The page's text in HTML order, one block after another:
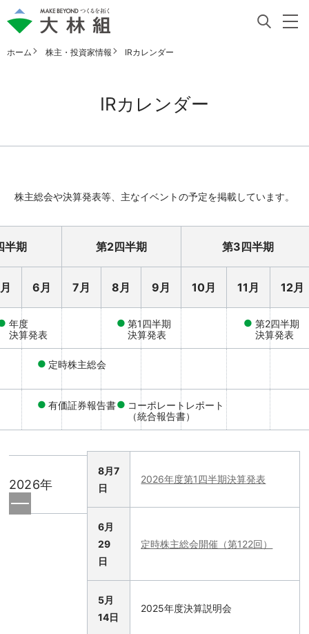
ホーム 株主・投資家情報 IRカレンダー
IRカレンダー
株主総会や決算発表等、主なイベントの予定を掲載しています。
半期 第2四半期 第3四半期
6月 7月 8月 9月 10月 11月 12月
年度
決算発表
第1四半期
決算発表
第2四半期
決算発表
定時株主総会
有価証券報告書
コーポレートレポート
（統合報告書）
2026年
8月7
日
2026年度第1四半期決算発表
6月
29
日
定時株主総会開催（第122回）
5月
14日
2025年度決算説明会